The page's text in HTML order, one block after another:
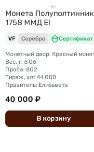
Монета Полуполтинник
1758 ММД ЕI
VF Серебро Сертификат
Вес, г: 6,06
Проба: 802
Тираж, шт: 44 000
Правитель: Елизавета
40 000 ₽
В корзину